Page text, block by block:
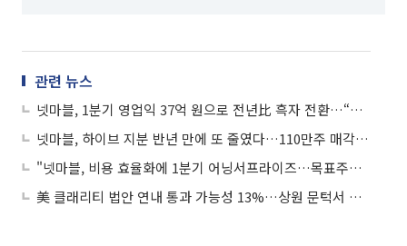
관련 뉴스
넷마블, 1분기 영업익 37억 원으로 전년比 흑자 전환…“게임사 역량 회복 집중”
넷마블, 하이브 지분 반년 만에 또 줄였다…110만주 매각해 ‘12.08%→9.44%’
"넷마블, 비용 효율화에 1분기 어닝서프라이즈…목표주가↑"
美 클래리티 법안 연내 통과 가능성 13%…상원 문턱서 제동